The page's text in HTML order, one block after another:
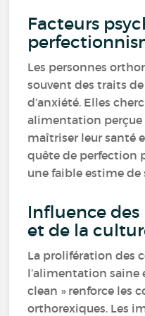
Facteurs
Les personnes
souvent des traits
d’anxiété. Elles
alimentation
maîtriser leur santé
quête de perfection
une faible estime de
Influence des
et de la
La prolifération des
l’alimentation saine
clean » renforce les
orthorexiques. Les